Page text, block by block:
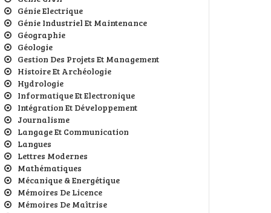
Génie Electrique
Génie Industriel Et Maintenance
Géographie
Géologie
Gestion Des Projets Et Management
Histoire Et Archéologie
Hydrologie
Informatique Et Electronique
Intégration Et Développement
Journalisme
Langage Et Communication
Langues
Lettres Modernes
Mathématiques
Mécanique & Energétique
Mémoires De Licence
Mémoires De Maîtrise